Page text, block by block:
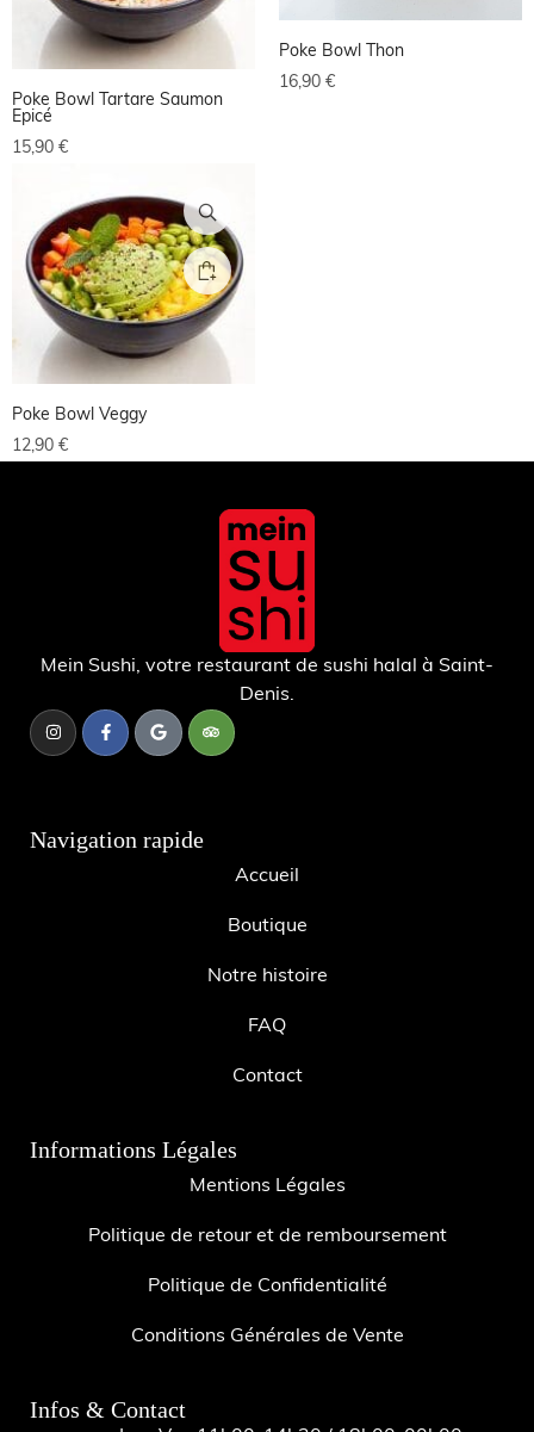
Poke Bowl Tartare Saumon
Epicé
15,90 €
Poke Bowl Thon
16,90 €
Poke Bowl Veggy
12,90 €
Mein Sushi, votre restaurant de sushi halal à Saint-
Denis.
Navigation rapide
Accueil
Boutique
Notre histoire
FAQ
Contact
Informations Légales
Mentions Légales
Politique de retour et de remboursement
Politique de Confidentialité
Conditions Générales de Vente
Infos & Contact